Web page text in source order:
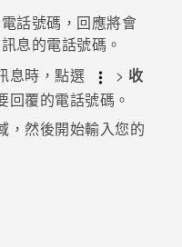
話號碼，回應將會
息的電話號碼。
息時，點選
> 收
回覆的電話號碼。
，然後開始輸入您的